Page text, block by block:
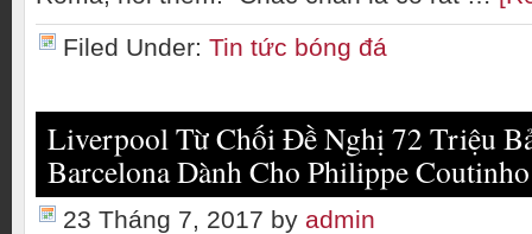
Filed Under: Tin tức bóng đá
Liverpool Từ Chối Đề Nghị 72 Triệu
Barcelona Dành Cho Philippe Coutinho
23 Tháng 7, 2017 by admin